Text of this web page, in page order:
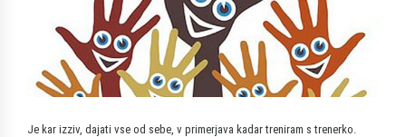
Je kar izziv, dajati vse od sebe, v primerjava kadar treniram s trenerko.